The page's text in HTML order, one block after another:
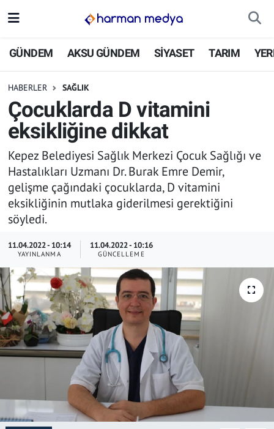
GÜNDEM AKSU GÜNDEM SİYASET TARIM
HABERLER SAĞLIK
Çocuklarda D vitamini
eksikliğine dikkat
Kepez Belediyesi Sağlık Merkezi Çocuk Sağlığı ve
Hastalıkları Uzmanı Dr. Burak Emre Demir,
gelişme çağındaki çocuklarda, D vitamini
eksikliğinin mutlaka giderilmesi gerektiğini
söyledi.
11.04.2022 - 10:14
YAYINLANMA
11.04.2022 - 10:16
GÜNCELLEME
GÜNDEM
SİYASET
TARIM
YEREL YÖNETİMLER
EKONOMİ
SPOR
SAĞLIK
YAŞAM
KÜLTÜR SANAT
İstanbul Nöbetçi Eczaneler
İstanbul Trafik Yoğunluk Haritası
Süper Lig Puan Durumu ve Fikstür
Tüm Manşetler
Son Dakika Haberleri